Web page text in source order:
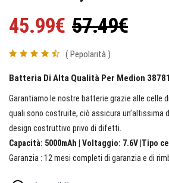
45.99€ 57.49€
( Pepolarità )
Batteria Di Alta Qualità Per Medion
Garantiamo le nostre batterie grazie alle celle
quali sono costruite, ciò assicura un’altissima
design costruttivo privo di difetti.
Capacità: 5000mAh | Voltaggio: 7.6V |Tipo
Garanzia : 12 mesi completi di garanzia e di